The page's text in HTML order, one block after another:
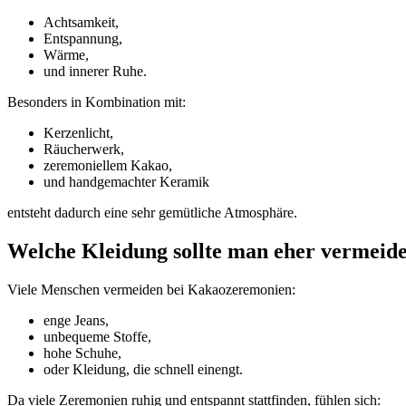
Achtsamkeit,
Entspannung,
Wärme,
und innerer Ruhe.
Besonders in Kombination mit:
Kerzenlicht,
Räucherwerk,
zeremoniellem Kakao,
und handgemachter Keramik
entsteht dadurch eine sehr gemütliche Atmosphäre.
Welche Kleidung sollte man eher
Viele Menschen vermeiden bei Kakaozeremonien:
enge Jeans,
unbequeme Stoffe,
hohe Schuhe,
oder Kleidung, die schnell einengt.
Da viele Zeremonien ruhig und entspannt stattfinden, fühlen sich: